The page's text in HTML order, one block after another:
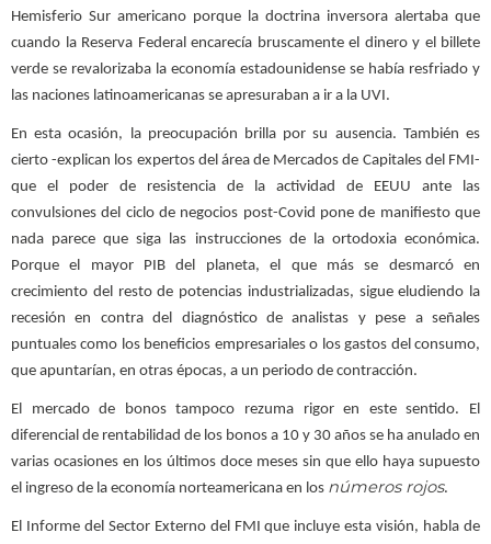
Hemisferio Sur americano porque la doctrina inversora alertaba que
cuando la Reserva Federal encarecía bruscamente el dinero y el billete
verde se revalorizaba la economía estadounidense se había resfriado y
las naciones latinoamericanas se apresuraban a ir a la UVI.
En esta ocasión, la preocupación brilla por su ausencia. También es
cierto -explican los expertos del área de Mercados de Capitales del FMI-
que el poder de resistencia de la actividad de EEUU ante las
convulsiones del ciclo de negocios post-Covid pone de manifiesto que
nada parece que siga las instrucciones de la ortodoxia económica.
Porque el mayor PIB del planeta, el que más se desmarcó en
crecimiento del resto de potencias industrializadas, sigue eludiendo la
recesión en contra del diagnóstico de analistas y pese a señales
puntuales como los beneficios empresariales o los gastos del consumo,
que apuntarían, en otras épocas, a un periodo de contracción.
El mercado de bonos tampoco rezuma rigor en este sentido. El
diferencial de rentabilidad de los bonos a 10 y 30 años se ha anulado en
varias ocasiones en los últimos doce meses sin que ello haya supuesto
el ingreso de la economía norteamericana en los números rojos.
El Informe del Sector Externo del FMI que incluye esta visión, habla de